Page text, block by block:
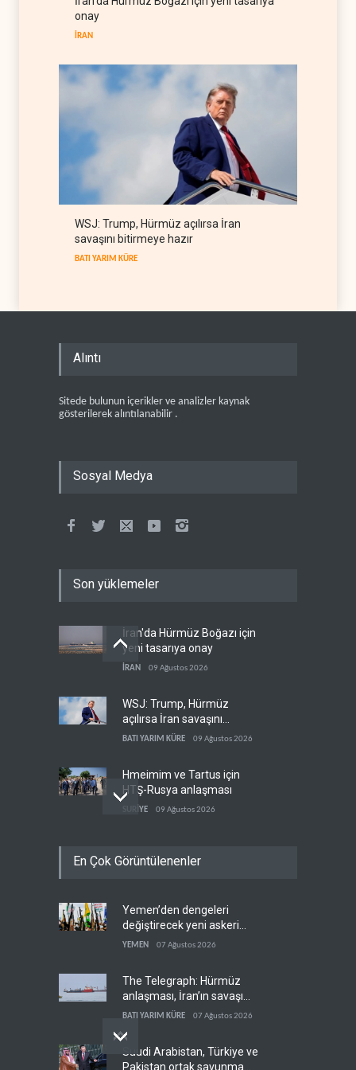
Küba enerji krizine karşı
onay
İRAN
WSJ: Trump, Hürmüz açılırsa İran
savaşını bitirmeye hazır
BATI YARIM KÜRE
Alıntı
Sitede bulunun içerikler ve analizler kaynak
gösterilerek alıntılanabilir .
Sosyal Medya
Son yüklemeler
İran'da Hürmüz Boğazı için
yeni tasarıya onay
İRAN 09 Ağustos 2026
WSJ: Trump, Hürmüz
açılırsa İran savaşını
bitirmeye hazır
BATI YARIM KÜRE 09 Ağustos 2026
Hmeimim ve Tartus için
HTŞ-Rusya anlaşması
SURİYE 09 Ağustos 2026
çöpe attı
Küba enerji krizine karşı
güneşe yöneldi
BATI YARIM KÜRE
En Çok Görüntülenenler
Yemen’den dengeleri
değiştirecek yeni askeri
denklem
YEMEN 07 Ağustos 2026
The Telegraph: Hürmüz
anlaşması, İran’ın savaşı
kazandığını gösteriyor
BATI YARIM KÜRE 07 Ağustos 2026
Suudi Arabistan, Türkiye ve
Pakistan ortak savunma